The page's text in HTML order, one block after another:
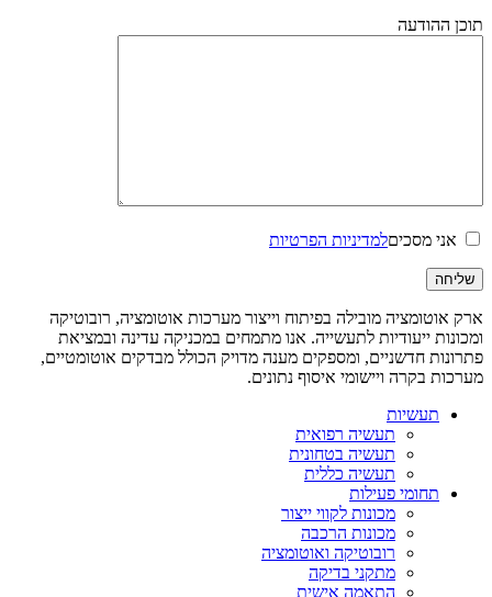
תוכן ההודעה
אני מסכיםלמדיניות הפרטיות
ארק אוטומציה מובילה בפיתוח וייצור מערכות אוטומציה, רובוטיקה
ומכונות ייעודיות לתעשייה. אנו מתמחים במכניקה עדינה ובמציאת
פתרונות חדשניים, ומספקים מענה מדויק הכולל מבדקים אוטומטיים,
מערכות בקרה ויישומי איסוף נתונים.
תעשיות
תעשיה רפואית
תעשיה בטחונית
תעשיה כללית
תחומי פעילות
מכונות לקווי ייצור
מכונות הרכבה
רובוטיקה ואוטומציה
מתקני בדיקה
התאמה אישית